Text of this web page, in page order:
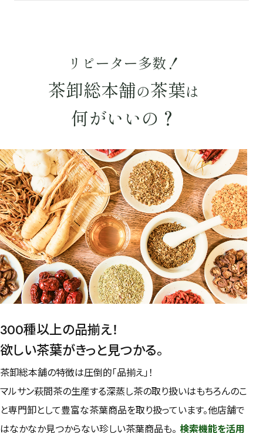
健康茶 ハーブティー 緑茶
紅茶
容量を選択
50g 100g 500g 1000g
検索
リピーター多数！
茶卸総本舗の茶葉は
何がいいの？
300種以上の品揃え！
欲しい茶葉がきっと見つかる。
茶卸総本舗の特徴は圧倒的「品揃え」！
マルサン萩間茶の生産する深蒸し茶の取り扱いはもちろんのこ
と専門卸として豊富な茶葉商品を取り扱っています。他店舗で
はなかなか見つからない珍しい茶葉商品も。 検索機能を活用